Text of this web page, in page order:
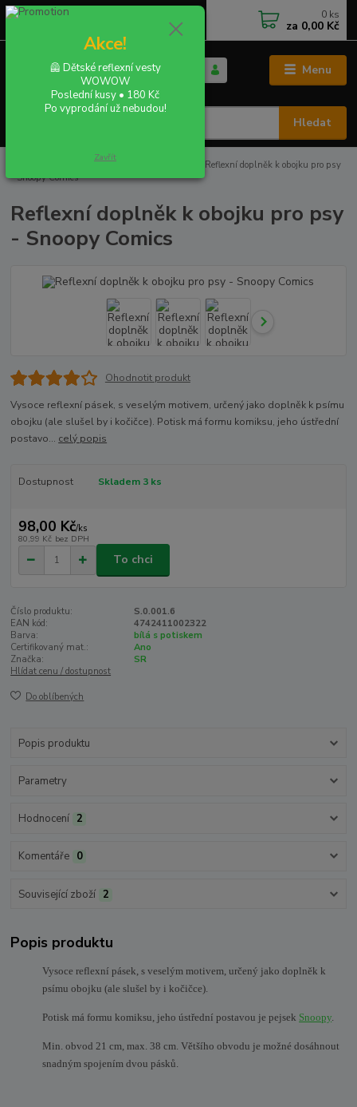
Menu
CZK
Hledat
+420 702 855 412
0 ks
za 0,00 Kč
REFLEX PRO PEJSKY / KOČIČKY
Reflexní doplněk k obojku pro psy
- Snoopy Comics
Reflexní doplněk k obojku pro psy
- Snoopy Comics
Ohodnotit produkt
Vysoce reflexní pásek, s veselým motivem, určený jako doplněk k psímu
obojku (ale slušel by i kočičce). Potisk má formu komiksu, jeho ústřední
postavo... celý popis
Dostupnost Skladem 3 ks
98,00 Kč/ks
80,99 Kč bez DPH
To chci
Číslo produktu:
S.0.001.6
EAN kód:
4742411002322
Barva:
bílá s potiskem
Certifikovaný mat.:
Ano
Značka:
SR
Hlídat cenu / dostupnost
Do oblíbených
Popis produktu
Parametry
Hodnocení 2
Komentáře 0
Související zboží 2
Popis produktu
Vysoce reflexní pásek, s veselým motivem, určený jako doplněk k
psímu obojku (ale slušel by i kočičce).
Potisk má formu komiksu, jeho ústřední postavou je pejsek Snoopy.
Min. obvod 21 cm, max. 38 cm. Většího obvodu je možné dosáhnout
snadným spojením dvou pásků.
Akce!
🦺 Dětské reflexní vesty
WOWOW
Poslední kusy • 180 Kč
Po vyprodání už nebudou!
Zavřít